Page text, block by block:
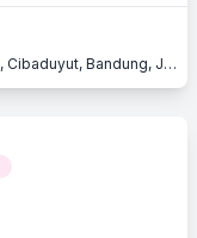
Food Points, Jl. Indra Prahasta Timur No. 3, Cibaduyut, Bandung, Jawa Barat